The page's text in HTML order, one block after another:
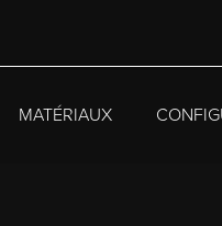
MATÉRIAUX